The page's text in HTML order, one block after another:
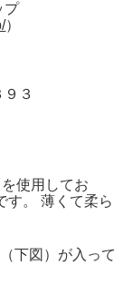
プ
）
３
使用してお
す。 薄くて柔ら
下図） が入って